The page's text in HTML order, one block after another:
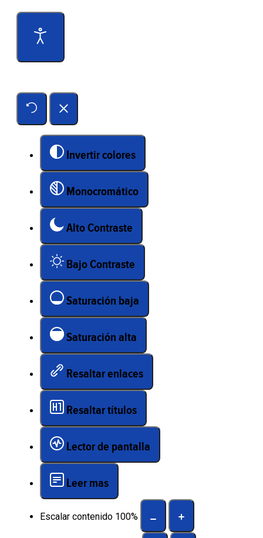
Invertir colores
Monocromático
Alto Contraste
Bajo Contraste
Saturación baja
Saturación alta
Resaltar enlaces
Resaltar títulos
Lector de pantalla
Leer mas
Escalar contenido 100%